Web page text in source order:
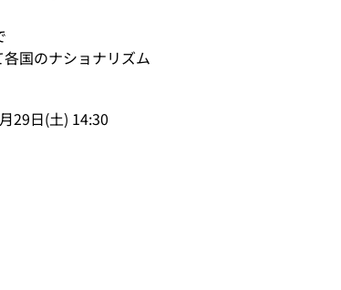
国のナショナリズム
29日(土) 14:30